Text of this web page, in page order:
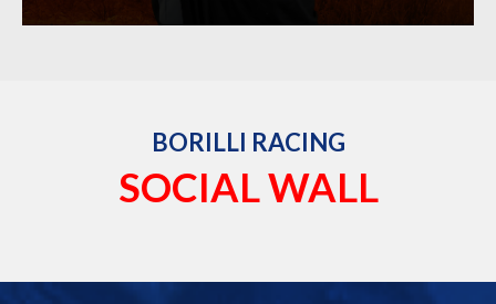
BORILLI RACING
SOCIAL WALL